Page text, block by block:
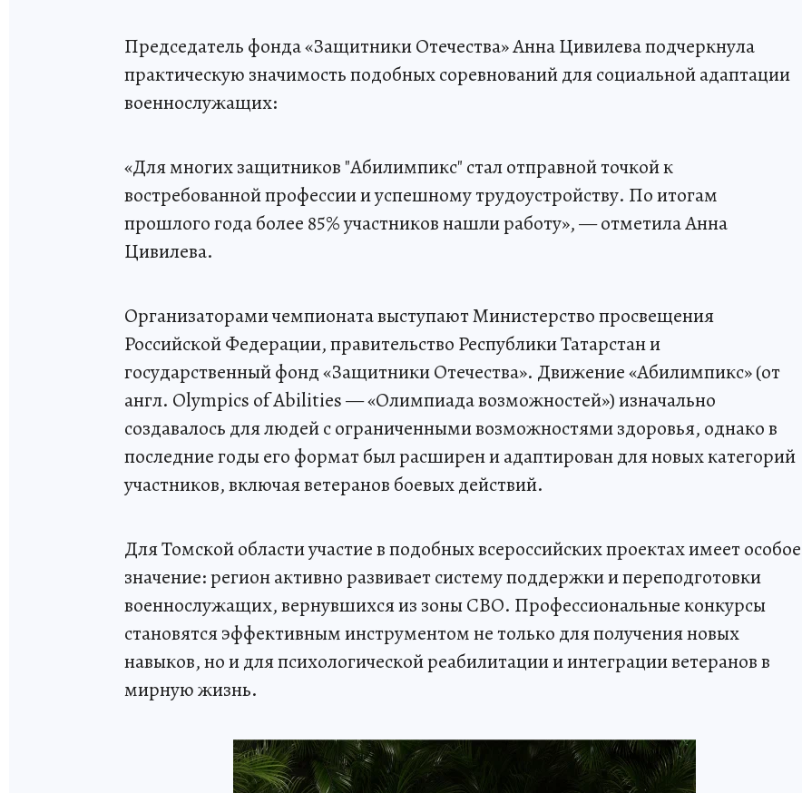
Председатель фонда «Защитники Отечества» Анна Цивилева подчеркнула
практическую значимость подобных соревнований для социальной адаптации
военнослужащих:
«Для многих защитников "Абилимпикс" стал отправной точкой к
востребованной профессии и успешному трудоустройству. По итогам
прошлого года более 85% участников нашли работу», — отметила Анна
Цивилева.
Организаторами чемпионата выступают Министерство просвещения
Российской Федерации, правительство Республики Татарстан и
государственный фонд «Защитники Отечества». Движение «Абилимпикс» (от
англ. Olympics of Abilities — «Олимпиада возможностей») изначально
создавалось для людей с ограниченными возможностями здоровья, однако в
последние годы его формат был расширен и адаптирован для новых категорий
участников, включая ветеранов боевых действий.
Для Томской области участие в подобных всероссийских проектах имеет особое
значение: регион активно развивает систему поддержки и переподготовки
военнослужащих, вернувшихся из зоны СВО. Профессиональные конкурсы
становятся эффективным инструментом не только для получения новых
навыков, но и для психологической реабилитации и интеграции ветеранов в
мирную жизнь.